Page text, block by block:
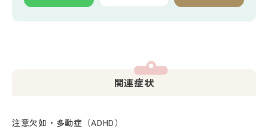
関連症状
注意欠如・多動症（ADHD）